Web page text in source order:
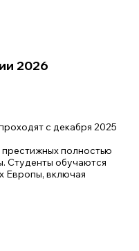
2026
с декабря 2025
полностью
Студенты обучаются
Европы, включая